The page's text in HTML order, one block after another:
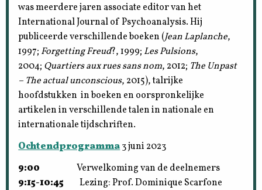
was meerdere jaren associate editor van het
International Journal of Psychoanalysis. Hij
publiceerde verschillende boeken (Jean Laplanche,
1997; Forgetting Freud?, 1999; Les Pulsions,
2004; Quartiers aux rues sans nom, 2012; The Unpast
– The actual unconscious, 2015), talrijke
hoofdstukken in boeken en oorspronkelijke
artikelen in verschillende talen in nationale en
internationale tijdschriften.
Ochtendprogramma3 juni 2023
9:00 Verwelkoming van de deelnemers
9:15-10:45 Lezing: Prof. Dominique Scarfone